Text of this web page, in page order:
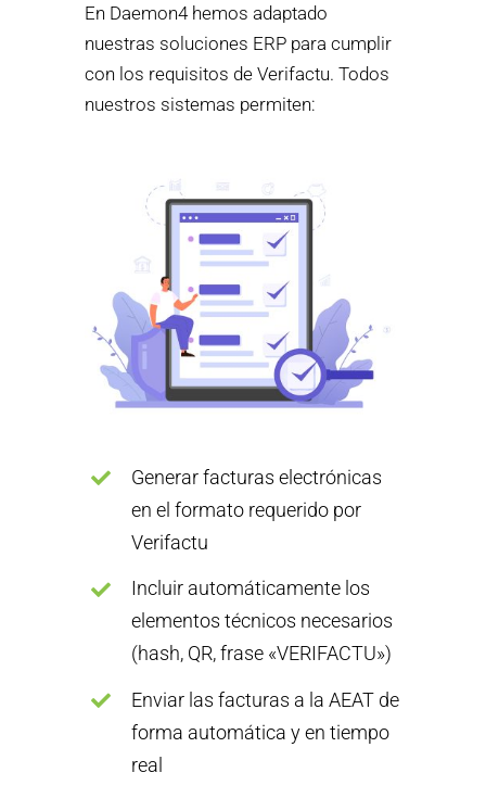
En Daemon4 hemos adaptado
nuestras soluciones ERP para cumplir
con los requisitos de Verifactu. Todos
nuestros sistemas permiten:
Generar facturas electrónicas
en el formato requerido por
Verifactu
Incluir automáticamente los
elementos técnicos necesarios
(hash, QR, frase «VERIFACTU»)
Enviar las facturas a la AEAT de
forma automática y en tiempo
real